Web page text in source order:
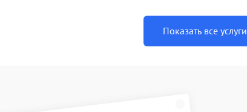
Показать все услуги